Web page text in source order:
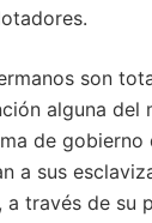
son
alguna del
de gobierno
a sus
a través de su